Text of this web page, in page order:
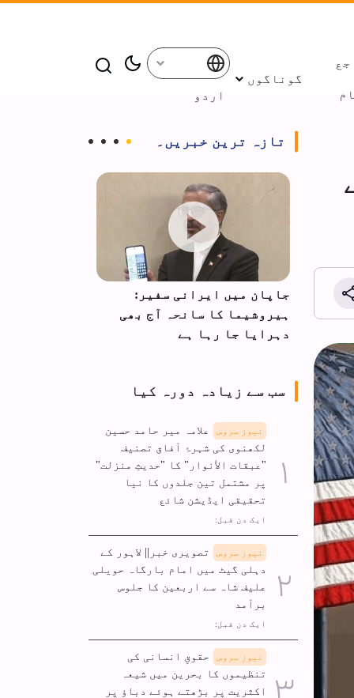
گوناگوں
اردو
تازہ ترین خبریں۔
ظلم
جاپان میں ایرانی سفیر:
ہیروشیما کا سانحہ آج بھی
دہرایا جا رہا ہے
سب سے زیادہ دورہ کیا
نیوز سروس
علامہ میر حامد حسین
لکھنوی کی شہرۂ آفاق تصنیف
"عبقات الأنوار" کا "حدیثِ منزلت"
پر مشتمل تین جلدوں کا نیا
تحقیقی ایڈیشن شائع
ایک دن قبل:
نیوز سروس
تصویری خبر|| لاہور کے
دہلی گیٹ میں امام بارگاہ حویلی
علیف شاہ سے اربعین کا جلوس
برآمد
ایک دن قبل:
نیوز سروس
حقوقِ انسانی کی
تنظیموں کا بحرین میں شیعہ
اکثریت پر بڑھتے ہوئے دباؤ پر